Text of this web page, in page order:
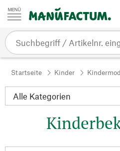
Zum Inhalt springen
Startseite Kinder